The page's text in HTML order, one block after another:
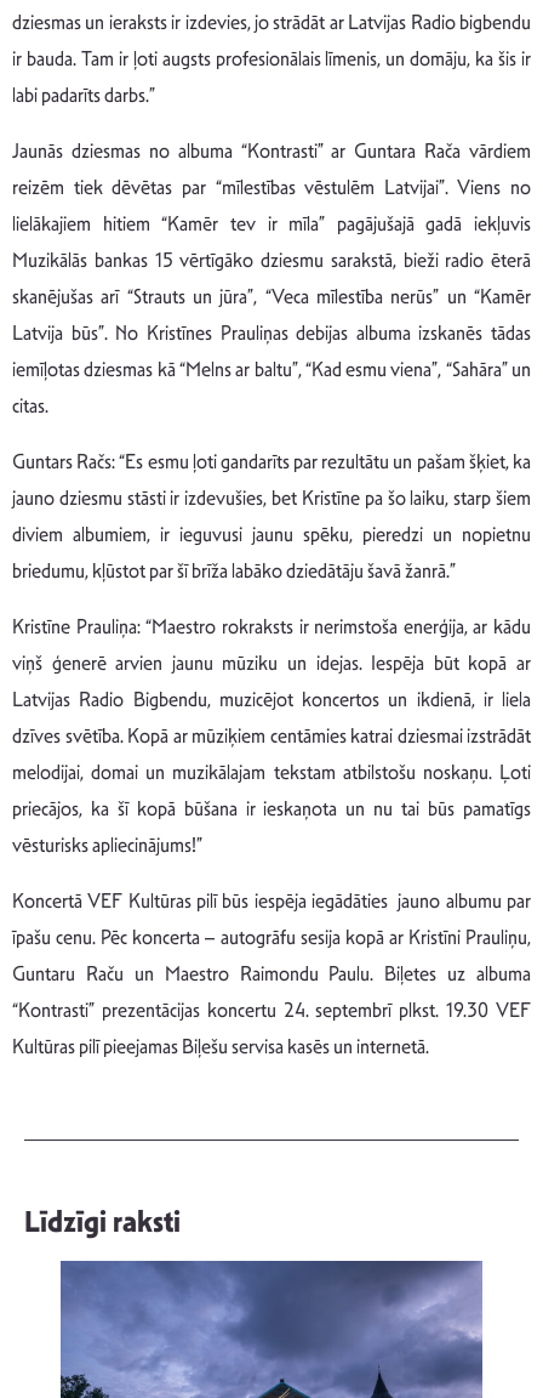
dziesmas un ieraksts ir izdevies, jo strādāt ar Latvijas Radio bigbendu
ir bauda. Tam ir ļoti augsts profesionālais līmenis, un domāju, ka šis ir
labi padarīts darbs.”
Jaunās dziesmas no albuma “Kontrasti” ar Guntara Rača vārdiem
reizēm tiek dēvētas par “mīlestības vēstulēm Latvijai”. Viens no
lielākajiem hitiem “Kamēr tev ir mīla” pagājušajā gadā iekļuvis
Muzikālās bankas 15 vērtīgāko dziesmu sarakstā, bieži radio ēterā
skanējušas arī “Strauts un jūra”, “Veca mīlestība nerūs” un “Kamēr
Latvija būs”. No Kristīnes Prauliņas debijas albuma izskanēs tādas
iemīļotas dziesmas kā “Melns ar baltu”, “Kad esmu viena”, “Sahāra” un
citas.
Guntars Račs: “Es esmu ļoti gandarīts par rezultātu un pašam šķiet, ka
jauno dziesmu stāsti ir izdevušies, bet Kristīne pa šo laiku, starp šiem
diviem albumiem, ir ieguvusi jaunu spēku, pieredzi un nopietnu
briedumu, kļūstot par šī brīža labāko dziedātāju šavā žanrā.”
Kristīne Prauliņa: “Maestro rokraksts ir nerimstoša enerģija, ar kādu
viņš ģenerē arvien jaunu mūziku un idejas. Iespēja būt kopā ar
Latvijas Radio Bigbendu, muzicējot koncertos un ikdienā, ir liela
dzīves svētība. Kopā ar mūziķiem centāmies katrai dziesmai izstrādāt
melodijai, domai un muzikālajam tekstam atbilstošu noskaņu. Ļoti
priecājos, ka šī kopā būšana ir ieskaņota un nu tai būs pamatīgs
vēsturisks apliecinājums!”
Koncertā VEF Kultūras pilī būs iespēja iegādāties jauno albumu par
īpašu cenu. Pēc koncerta – autogrāfu sesija kopā ar Kristīni Prauliņu,
Guntaru Raču un Maestro Raimondu Paulu. Biļetes uz albuma
“Kontrasti” prezentācijas koncertu 24. septembrī plkst. 19.30 VEF
Kultūras pilī pieejamas Biļešu servisa kasēs un internetā.
Līdzīgi raksti